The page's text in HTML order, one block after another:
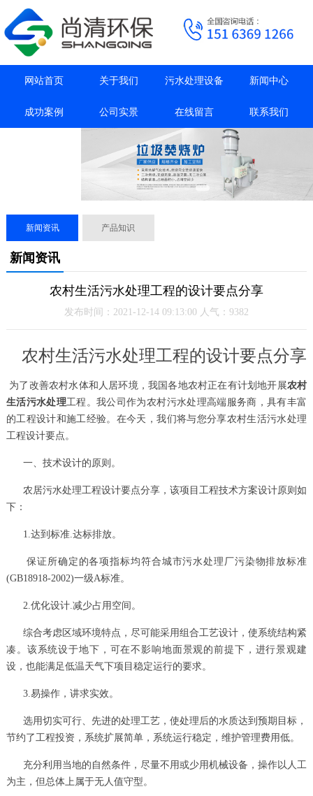
网站首页 关于我们 污水处理设备 新闻中心
成功案例 公司实景 在线留言 联系我们
新闻资讯 产品知识
新闻资讯
农村生活污水处理工程的设计要点分享
发布时间：2021-12-14 09:13:00 人气：9382
农村生活污水处理工程的设计要点分享
为了改善农村水体和人居环境，我国各地农村正在有计划地开展农村
生活污水处理工程。我公司作为农村污水处理高端服务商，具有丰富
的工程设计和施工经验。在今天，我们将与您分享农村生活污水处理
工程设计要点。
一、技术设计的原则。
农居污水处理工程设计要点分享，该项目工程技术方案设计原则如
下：
1.达到标准.达标排放。
保证所确定的各项指标均符合城市污水处理厂污染物排放标准
(GB18918-2002)一级A标准。
2.优化设计.减少占用空间。
综合考虑区域环境特点，尽可能采用组合工艺设计，使系统结构紧
凑。该系统设于地下，可在不影响地面景观的前提下，进行景观建
设，也能满足低温天气下项目稳定运行的要求。
3.易操作，讲求实效。
选用切实可行、先进的处理工艺，使处理后的水质达到预期目标，
节约了工程投资，系统扩展简单，系统运行稳定，维护管理费用低。
充分利用当地的自然条件，尽量不用或少用机械设备，操作以人工
为主，但总体上属于无人值守型。